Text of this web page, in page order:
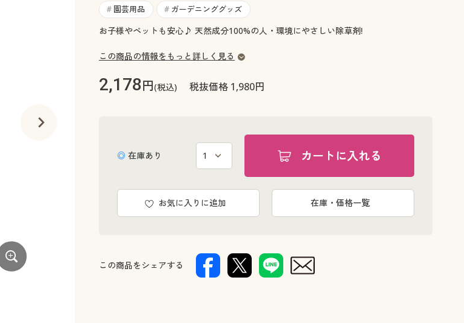
大きいサイズ 事務・制服
# 園芸用品 # ガーデニンググッズ
お子様やペットも安心♪ 天然成分100%の人・環境にやさしい除草剤!
この商品の情報をもっと詳しく見る
2,178円(税込) 税抜価格 1,980円
◎ 在庫あり カートに入れる
お気に入りに追加 在庫・価格一覧
この商品をシェアする